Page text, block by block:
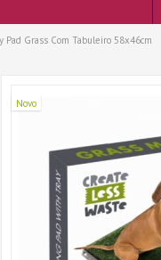
Pad Grass Com Tabuleiro 58x46cm
Novo